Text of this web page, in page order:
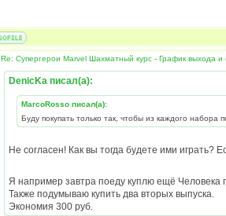
Re: Супергерои Marvel Шахматный курс - График выхода и
DenicKa писал(а):
MarcoRosso писал(а):
Буду покупать только так, чтобы из каждого
Не согласен! Как вы тогда будете ими играть?
Я например завтра поеду куплю ещё Человека
Также подумываю купить два вторых выпуска.
Экономия 300 руб.